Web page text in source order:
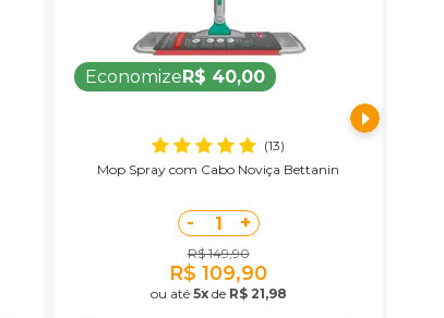
Economize R$ 40,00
(13)
Mop Spray com Cabo Noviça Bettanin
- 1 +
R$ 149,90
R$ 109,90
ou até 5xde R$ 21,98